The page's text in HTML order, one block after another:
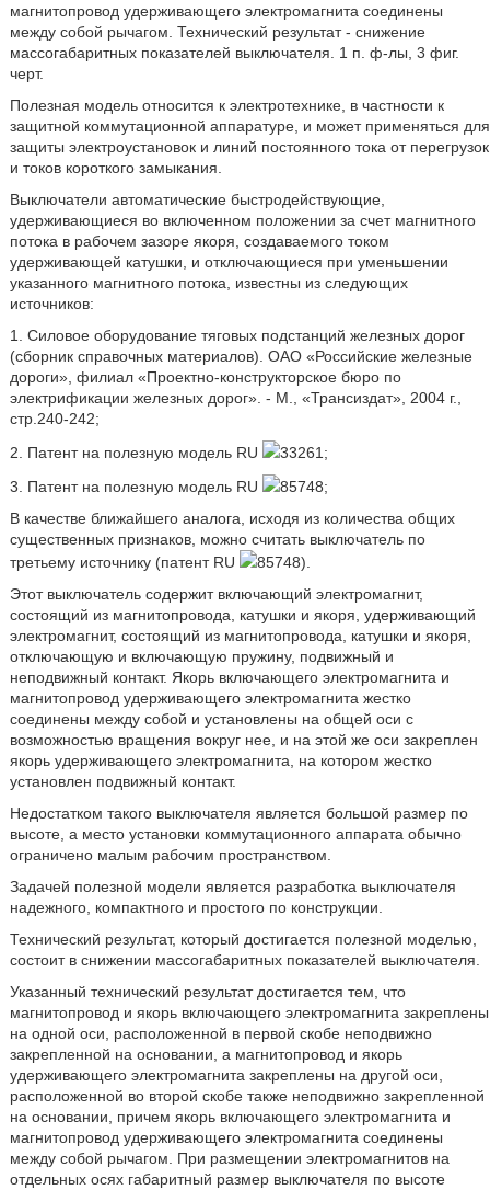
магнитопровод удерживающего электромагнита соединены
между собой рычагом. Технический результат - снижение
массогабаритных показателей выключателя. 1 п. ф-лы, 3 фиг.
черт.
Полезная модель относится к электротехнике, в частности к
защитной коммутационной аппаратуре, и может применяться для
защиты электроустановок и линий постоянного тока от перегрузок
и токов короткого замыкания.
Выключатели автоматические быстродействующие,
удерживающиеся во включенном положении за счет магнитного
потока в рабочем зазоре якоря, создаваемого током
удерживающей катушки, и отключающиеся при уменьшении
указанного магнитного потока, известны из следующих
источников:
1. Силовое оборудование тяговых подстанций железных дорог
(сборник справочных материалов). ОАО «Российские железные
дороги», филиал «Проектно-конструкторское бюро по
электрификации железных дорог». - М., «Трансиздат», 2004 г.,
стр.240-242;
2. Патент на полезную модель RU
33261;
3. Патент на полезную модель RU
85748;
В качестве ближайшего аналога, исходя из количества общих
существенных признаков, можно считать выключатель по
третьему источнику (патент RU
85748).
Этот выключатель содержит включающий электромагнит,
состоящий из магнитопровода, катушки и якоря, удерживающий
электромагнит, состоящий из магнитопровода, катушки и якоря,
отключающую и включающую пружину, подвижный и
неподвижный контакт. Якорь включающего электромагнита и
магнитопровод удерживающего электромагнита жестко
соединены между собой и установлены на общей оси с
возможностью вращения вокруг нее, и на этой же оси закреплен
якорь удерживающего электромагнита, на котором жестко
установлен подвижный контакт.
Недостатком такого выключателя является большой размер по
высоте, а место установки коммутационного аппарата обычно
ограничено малым рабочим пространством.
Задачей полезной модели является разработка выключателя
надежного, компактного и простого по конструкции.
Технический результат, который достигается полезной моделью,
состоит в снижении массогабаритных показателей выключателя.
Указанный технический результат достигается тем, что
магнитопровод и якорь включающего электромагнита закреплены
на одной оси, расположенной в первой скобе неподвижно
закрепленной на основании, а магнитопровод и якорь
удерживающего электромагнита закреплены на другой оси,
расположенной во второй скобе также неподвижно закрепленной
на основании, причем якорь включающего электромагнита и
магнитопровод удерживающего электромагнита соединены
между собой рычагом. При размещении электромагнитов на
отдельных осях габаритный размер выключателя по высоте